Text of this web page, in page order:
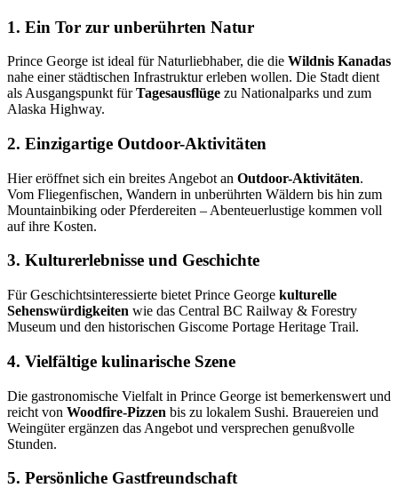
1. Ein Tor zur unberührten Natur
Prince George ist ideal für Naturliebhaber, die die Wildnis Kanadas
nahe einer städtischen Infrastruktur erleben wollen. Die Stadt dient
als Ausgangspunkt fürTagesausflüge zu Nationalparks und zum
Alaska Highway.
2. Einzigartige Outdoor-Aktivitäten
Hier eröffnet sich ein breites Angebot an Outdoor-Aktivitäten.
Vom Fliegenfischen, Wandern in unberührten Wäldern bis hin zum
Mountainbiking oder Pferdereiten – Abenteuerlustige kommen voll
auf ihre Kosten.
3. Kulturerlebnisse und Geschichte
Für Geschichtsinteressierte bietet Prince George kulturelle
Sehenswürdigkeiten wie das Central BC Railway & Forestry
Museum und den historischen Giscome Portage Heritage Trail.
4. Vielfältige kulinarische Szene
Die gastronomische Vielfalt in Prince George ist bemerkenswert und
reicht von Woodfire-Pizzen bis zu lokalem Sushi. Brauereien und
Weingüter ergänzen das Angebot und versprechen genußvolle
Stunden.
5. Persönliche Gastfreundschaft